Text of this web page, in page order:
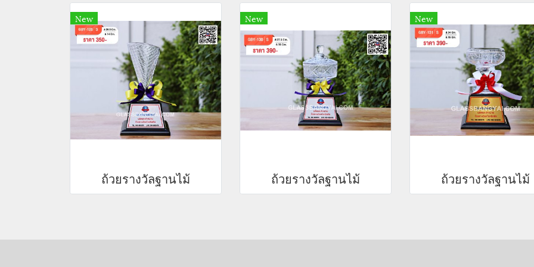
New
ถ้วยรางวัลฐานไม้
New
ถ้วยรางวัลฐานไม้
New
ถ้วยรางวัลฐานไม้